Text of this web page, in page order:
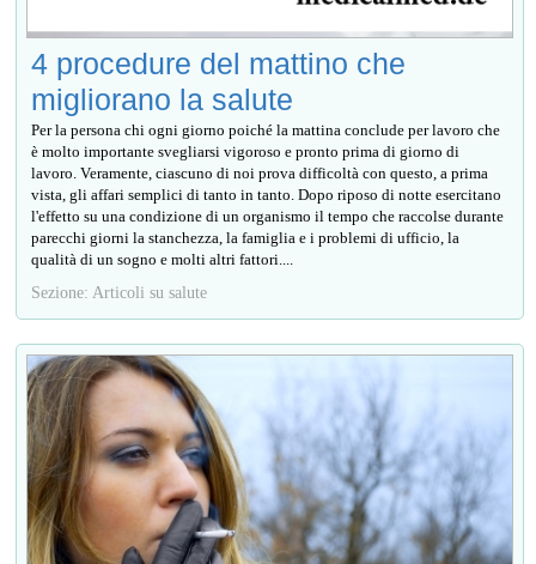
4 procedure del mattino che
migliorano la salute
Per la persona chi ogni giorno poiché la mattina conclude per lavoro che
è molto importante svegliarsi vigoroso e pronto prima di giorno di
lavoro. Veramente, ciascuno di noi prova difficoltà con questo, a prima
vista, gli affari semplici di tanto in tanto. Dopo riposo di notte esercitano
l'effetto su una condizione di un organismo il tempo che raccolse durante
parecchi giorni la stanchezza, la famiglia e i problemi di ufficio, la
qualità di un sogno e molti altri fattori....
Sezione: Articoli su salute